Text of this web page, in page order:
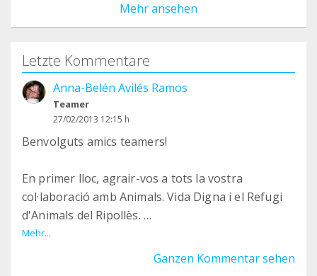
Mehr ansehen
Letzte Kommentare
Anna-Belén Avilés Ramos
Teamer
27/02/2013 12:15 h
Benvolguts amics teamers!
En primer lloc, agrair-vos a tots la vostra
col·laboració amb Animals. Vida Digna i el Refugi
d'Animals del Ripollès.
Ens trobem que els diners que arriben de
Mehr...
Ganzen Kommentar sehen